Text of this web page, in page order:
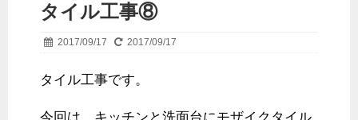
タイル工事⑧
2017/09/17 2017/09/17
タイル工事です。